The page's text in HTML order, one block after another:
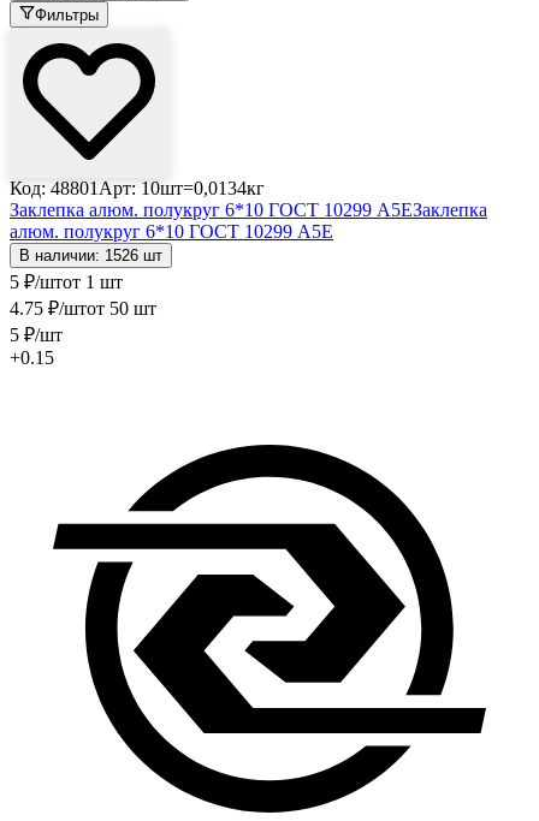
Фильтры
Код: 48801 Арт: 10шт=0,0134кг
Заклепка алюм. полукруг 6*10 ГОСТ 10299 А5ЕЗаклепка
алюм. полукруг 6*10 ГОСТ 10299 А5Е
В наличии: 1526 шт
5 ₽/штот 1 шт
4.75 ₽/штот 50 шт
5 ₽/шт
+0.15